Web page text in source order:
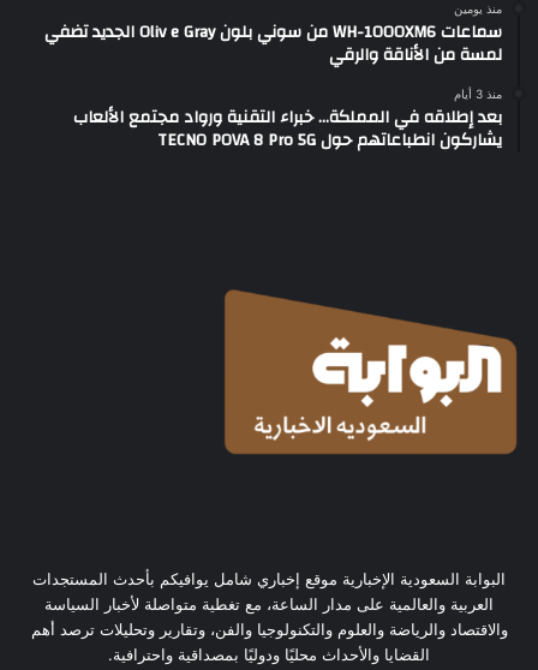
منذ يومين
سماعات WH-1000XM6 من سوني بلون Oliv e Gray الجديد تضفي
لمسة من الأناقة والرقي
منذ 3 أيام
بعد إطلاقه في المملكة… خبراء التقنية ورواد مجتمع الألعاب
يشاركون انطباعاتهم حول TECNO POVA 8 Pro 5G
البوابة السعودية الإخبارية موقع إخباري شامل يوافيكم بأحدث المستجدات
العربية والعالمية على مدار الساعة، مع تغطية متواصلة لأخبار السياسة
والاقتصاد والرياضة والعلوم والتكنولوجيا والفن، وتقارير وتحليلات ترصد أهم
القضايا والأحداث محليًا ودوليًا بمصداقية واحترافية.